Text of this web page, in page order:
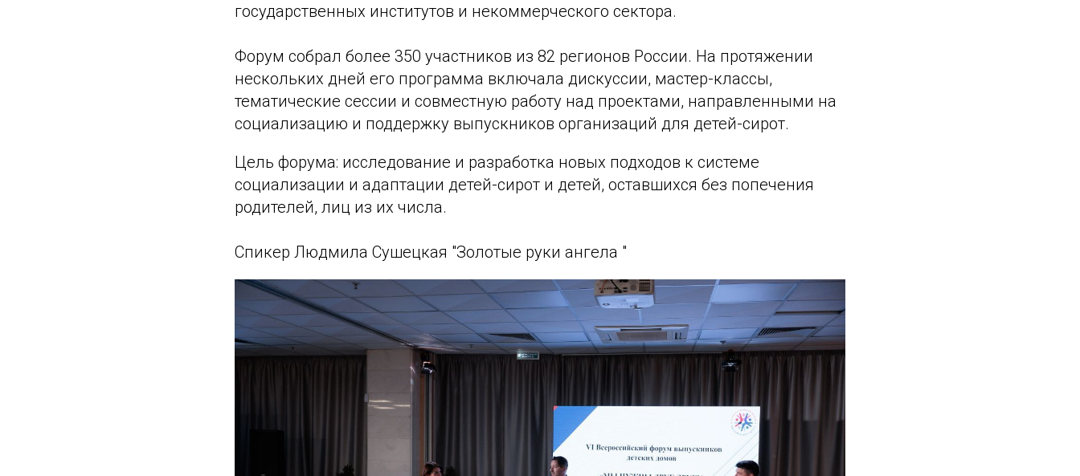
государственных институтов и некоммерческого сектора.
Форум собрал более 350 участников из 82 регионов России. На протяжении
нескольких дней его программа включала дискуссии, мастер-классы,
тематические сессии и совместную работу над проектами, направленными на
социализацию и поддержку выпускников организаций для детей-сирот.
Цель форума: исследование и разработка новых подходов к системе
социализации и адаптации детей-сирот и детей, оставшихся без попечения
родителей, лиц из их числа.
Спикер Людмила Сушецкая "Золотые руки ангела "